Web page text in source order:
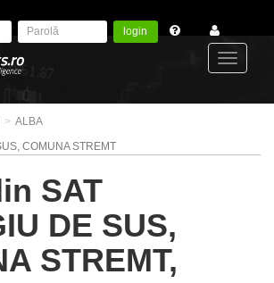
login
ALBA
COMUNA STREMT
SAT
DE SUS,
STREMT,